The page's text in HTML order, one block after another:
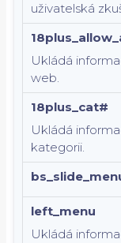
uživatelská
Ukládá
web.
18plus_cat#
Ukládá
kategorii.
left_menu
Ukládá